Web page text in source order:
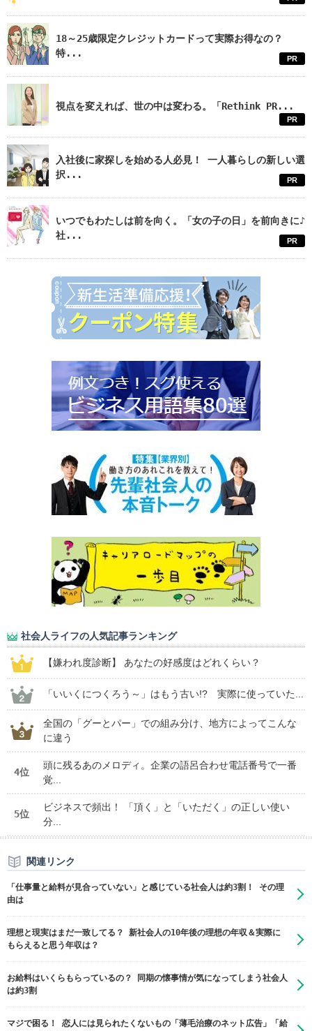
18～25歳限定クレジットカードって実際お得なの？
特...
PR
視点を変えれば、世の中は変わる。「Rethink PR...
PR
入社後に家探しを始める人必見！ 一人暮らしの新しい選
択...
PR
いつでもわたしは前を向く。「女の子の日」を前向きに♪
社...
PR
社会人ライフの人気記事ランキング
【嫌われ度診断】 あなたの好感度はどれくらい？
「いいくにつくろう～」はもう古い!? 実際に使っていた...
全国の「グーとパー」での組み分け、地方によってこんな
に違う
4位
頭に残るあのメロディ。企業の語呂合わせ電話番号で一番
覚...
5位
ビジネスで頻出！ 「頂く」と「いただく」の正しい使い
分...
関連リンク
「仕事量と給料が見合っていない」と感じている社会人は約3割！ その理
由は
理想と現実はまだ一致してる？ 新社会人の10年後の理想の年収＆実際に
もらえると思う年収は？
お給料はいくらもらっているの？ 同期の懐事情が気になってしまう社会人
は約3割
マジで困る！ 恋人には見られたくないもの「薄毛治療のネット広告」「給